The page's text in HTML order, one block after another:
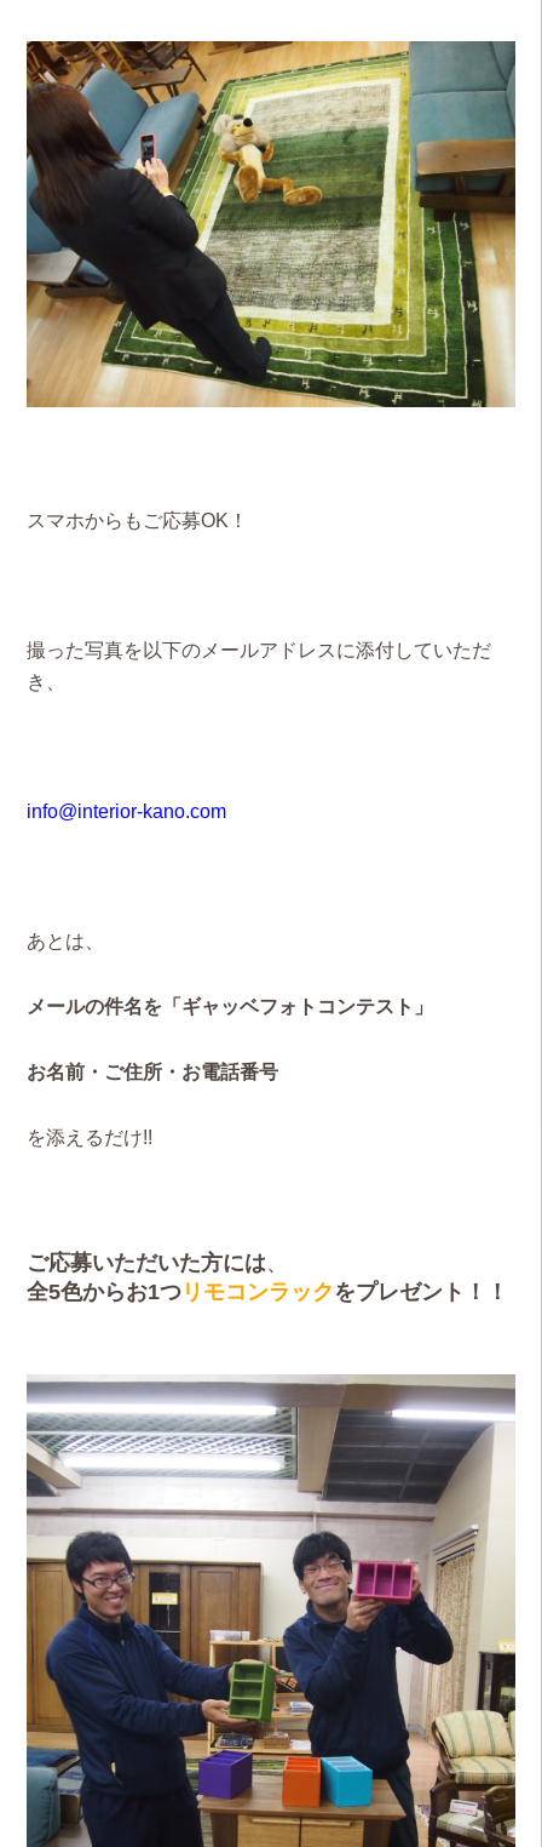
スマホからもご応募OK！
撮った写真を以下のメールアドレスに添付していただ
き、
info@interior-kano.com
あとは、
メールの件名を「ギャッベフォトコンテスト」
お名前・ご住所・お電話番号
を添えるだけ!!
ご応募いただいた方には、
全5色からお1つ リモコンラック をプレゼント！！